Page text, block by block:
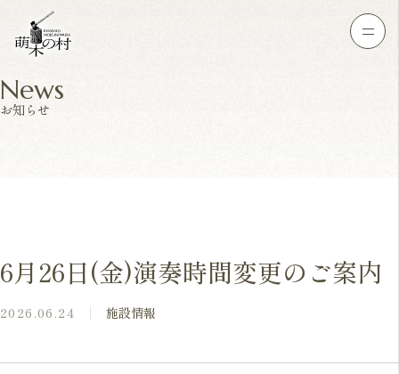
News
お知らせ
6月26日(金)演奏時間変更のご案内
2026.06.24 施設情報